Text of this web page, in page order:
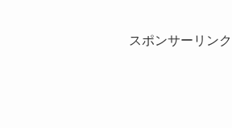
スポンサーリンク